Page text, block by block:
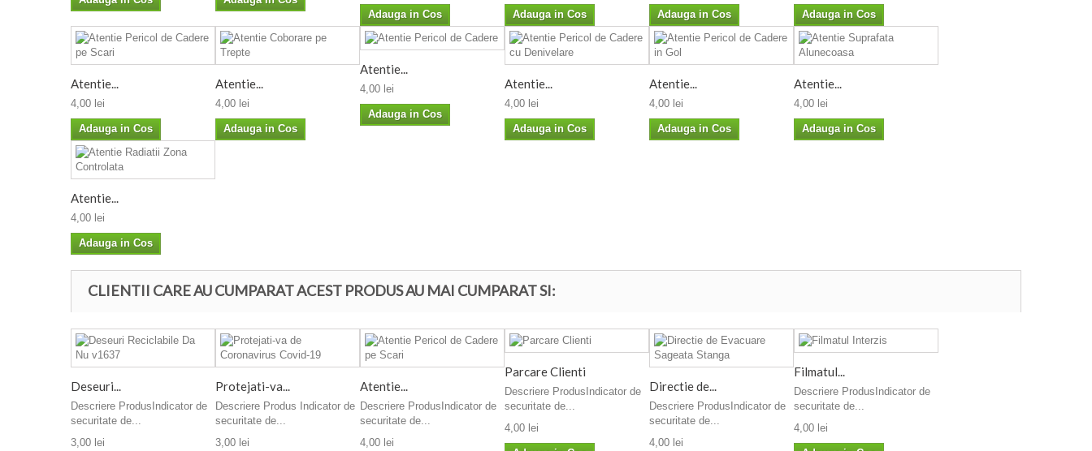
Adauga in Cos Adauga in Cos Adauga in Cos Adauga in Cos
Atentie...
4,00 lei
Adauga in Cos
Atentie...
4,00 lei
Adauga in Cos
Atentie...
4,00 lei
Adauga in Cos
Atentie...
4,00 lei
Adauga in Cos
Atentie...
4,00 lei
Adauga in Cos
Atentie...
4,00 lei
Adauga in Cos
Atentie...
4,00 lei
Adauga in Cos
CLIENTII CARE AU CUMPARAT ACEST PRODUS AU MAI CUMPARAT SI:
Deseuri...
Descriere ProdusIndicator de
securitate de...
3,00 lei
Protejati-va...
Descriere Produs Indicator de
securitate de...
3,00 lei
Atentie...
Descriere ProdusIndicator de
securitate de...
4,00 lei
Parcare Clienti
Descriere ProdusIndicator de
securitate de...
4,00 lei
Directie de...
Descriere ProdusIndicator de
securitate de...
4,00 lei
Filmatul...
Descriere ProdusIndicator de
securitate de...
4,00 lei